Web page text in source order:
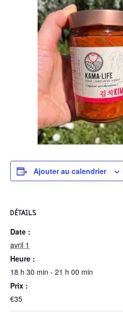
Ajouter au calendrier
DÉTAILS
Date :
avril 1
Heure :
18 h 30 min - 21 h 00 min
Prix :
€35